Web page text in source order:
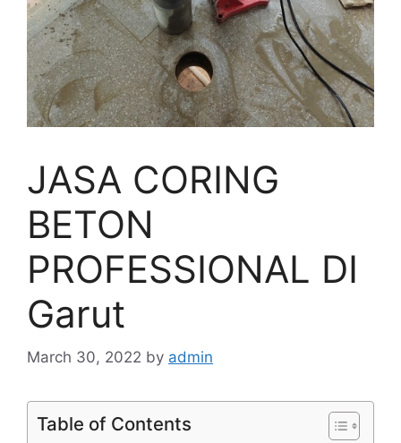
JASA CORING
BETON
PROFESSIONAL DI
Garut
March 30, 2022 by admin
Table of Contents